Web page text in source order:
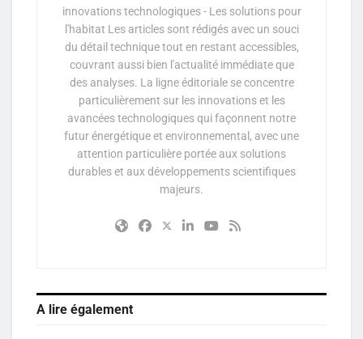
innovations technologiques - Les solutions pour
l'habitat Les articles sont rédigés avec un souci
du détail technique tout en restant accessibles,
couvrant aussi bien l'actualité immédiate que
des analyses. La ligne éditoriale se concentre
particulièrement sur les innovations et les
avancées technologiques qui façonnent notre
futur énergétique et environnemental, avec une
attention particulière portée aux solutions
durables et aux développements scientifiques
majeurs.
A lire également